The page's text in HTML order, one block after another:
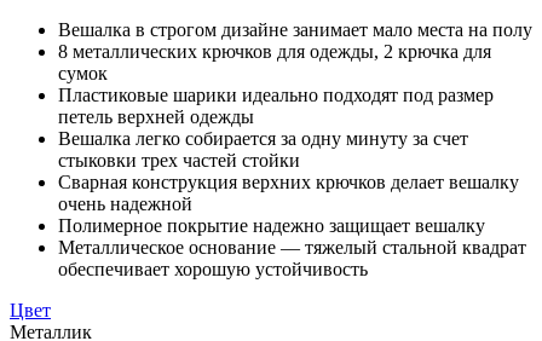
Вешалка в строгом дизайне занимает мало места на полу
8 металлических крючков для одежды, 2 крючка для
сумок
Пластиковые шарики идеально подходят под размер
петель верхней одежды
Вешалка легко собирается за одну минуту за счет
стыковки трех частей стойки
Сварная конструкция верхних крючков делает вешалку
очень надежной
Полимерное покрытие надежно защищает вешалку
Металлическое основание — тяжелый стальной квадрат
обеспечивает хорошую устойчивость
Цвет
Металлик